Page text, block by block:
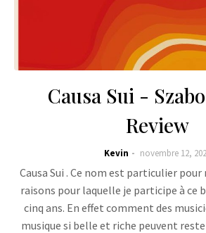
Causa Sui -
Review
Kevin novembre 12,
Causa Sui . Ce nom est particulier pour
raisons pour laquelle je participe à ce
cinq ans. En effet comment des
musique si belle et riche peuvent